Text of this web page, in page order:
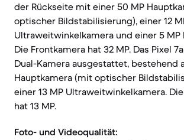
der Rückseite mit einer 50 MP
optischer Bildstabilisierung), einer 12
Ultraweitwinkelkamera und einer 5 MP
Die Frontkamera hat 32 MP. Das Pixel
Dual-Kamera ausgestattet, bestehend
Hauptkamera (mit optischer
einer 13 MP Ultraweitwinkelkamera.
hat 13 MP.
Foto- und Videoqualität: